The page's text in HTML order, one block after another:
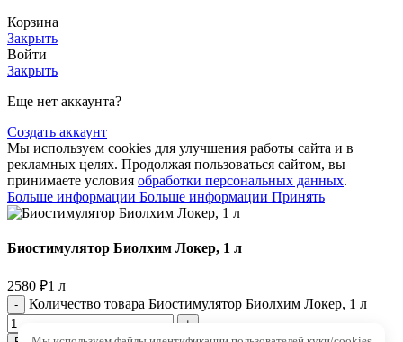
Корзина
Закрыть
Войти
Закрыть
Еще нет аккаунта?
Создать аккаунт
Мы используем cookies для улучшения работы сайта и в
рекламных целях. Продолжая пользоваться сайтом, вы
принимаете условия обработки персональных данных.
Больше информации Больше информации Принять
Биостимулятор Биолхим Локер, 1 л
2580 ₽1 л
Количество товара Биостимулятор Биолхим Локер, 1 л